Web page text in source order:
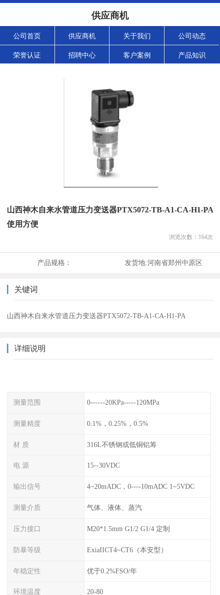
供应商机
公司首页 供应商机 关于我们 公司动态
荣誉认证 招聘中心 客户案例 产品知识
山西神木自来水管道压力变送器PTX5072-TB-A1-CA-H1-PA
使用方便
浏览次数： 164次
产品规格： 发货地:河南省郑州中原区
关键词
山西神木自来水管道压力变送器PTX5072-TB-A1-CA-H1-PA
详细说明
测量范围 0------20KPa-----120MPa
测量精度 0.1%，0.25%，0.5%
材 质 316L不锈钢或低铜铝筹
电 源 15--30VDC
输出信号 4~20mADC，0----10mADC 1~5VDC
测量介质 气体、液体、蒸汽
压力接口 M20*1.5mm G1/2 G1/4 定制
防暴等级 ExiaIICT4~CT6（本安型）
年稳定性 优于0.2%FSO/年
环境温度 20-80